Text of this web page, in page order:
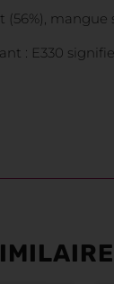
(56%), mangue
: E330